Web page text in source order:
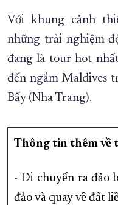
Với khung cảnh
những trải nghiệm
đang là tour hot
đến ngắm Maldives
Bấy (Nha Trang).
Thông tin thêm về
- Di chuyển ra đảo
đảo và quay về đất